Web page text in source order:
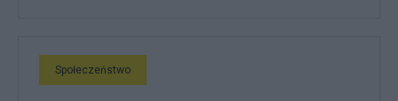
Społeczeństwo